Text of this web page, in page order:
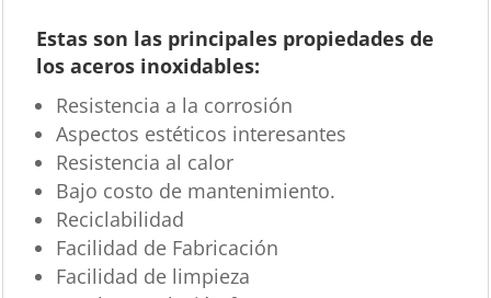
Estas son las principales propiedades de
los aceros inoxidables:
Resistencia a la corrosión
Aspectos estéticos interesantes
Resistencia al calor
Bajo costo de mantenimiento.
Reciclabilidad
Facilidad de Fabricación
Facilidad de limpieza